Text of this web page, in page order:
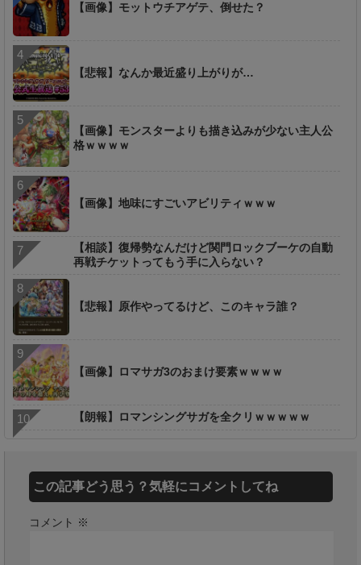
【画像】モットウチアゲテ、倒せた？
【悲報】なんか最近盛り上がりが…
【画像】モンスターよりも描き込みが少ない主人公
格ｗｗｗｗ
【画像】地味にすごいアビリティｗｗｗ
【相談】復帰勢なんだけど関門ロックブーケの自動
再戦チケットってもう手に入らない？
【悲報】原作やってるけど、このキャラ誰？
【画像】ロマサガ3のおまけ要素ｗｗｗｗ
【朗報】ロマンシングサガを全クリｗｗｗｗｗ
この記事どう思う？気軽にコメントしてね
コメント ※